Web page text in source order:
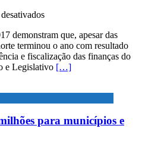
Cianorte
vítima
conta
os
momentos
pânico
que
com
em
Prefeitura
e
Capseci
prestam
demonstram que, apesar das
terminou o ano com resultado
e fiscalização das finanças do
e Legislativo […]
para municípios e